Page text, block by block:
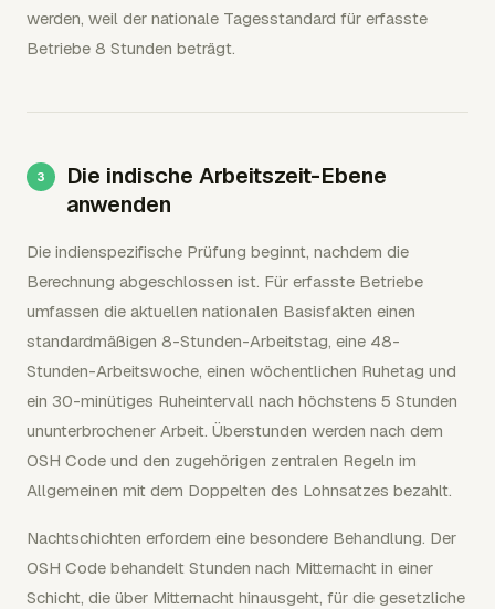
werden, weil der nationale Tagesstandard für erfasste
Betriebe 8 Stunden beträgt.
Die indische Arbeitszeit-Ebene
anwenden
Die indienspezifische Prüfung beginnt, nachdem die
Berechnung abgeschlossen ist. Für erfasste Betriebe
umfassen die aktuellen nationalen Basisfakten einen
standardmäßigen 8-Stunden-Arbeitstag, eine 48-
Stunden-Arbeitswoche, einen wöchentlichen Ruhetag und
ein 30-minütiges Ruheintervall nach höchstens 5 Stunden
ununterbrochener Arbeit. Überstunden werden nach dem
OSH Code und den zugehörigen zentralen Regeln im
Allgemeinen mit dem Doppelten des Lohnsatzes bezahlt.
Nachtschichten erfordern eine besondere Behandlung. Der
OSH Code behandelt Stunden nach Mitternacht in einer
Schicht, die über Mitternacht hinausgeht, für die gesetzliche